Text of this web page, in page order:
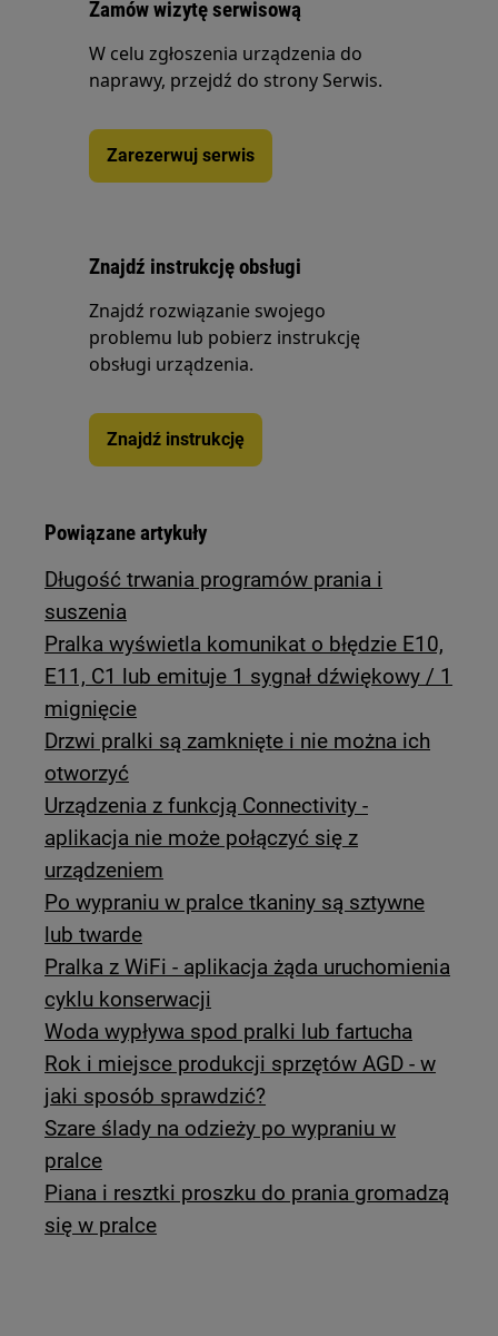
Zamów wizytę serwisową
W celu zgłoszenia urządzenia do
naprawy, przejdź do strony Serwis.
Zarezerwuj serwis
Znajdź instrukcję obsługi
Znajdź rozwiązanie swojego
problemu lub pobierz instrukcję
obsługi urządzenia.
Znajdź instrukcję
Powiązane artykuły
Długość trwania programów prania i
suszenia
Pralka wyświetla komunikat o błędzie E10,
E11, C1 lub emituje 1 sygnał dźwiękowy / 1
mignięcie
Drzwi pralki są zamknięte i nie można ich
otworzyć
Urządzenia z funkcją Connectivity -
aplikacja nie może połączyć się z
urządzeniem
Po wypraniu w pralce tkaniny są sztywne
lub twarde
Pralka z WiFi - aplikacja żąda uruchomienia
cyklu konserwacji
Woda wypływa spod pralki lub fartucha
Rok i miejsce produkcji sprzętów AGD - w
jaki sposób sprawdzić?
Szare ślady na odzieży po wypraniu w
pralce
Piana i resztki proszku do prania gromadzą
się w pralce